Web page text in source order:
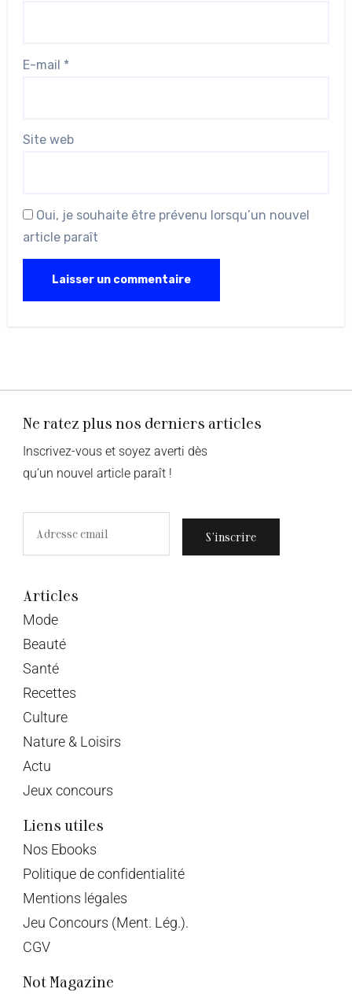
E-mail *
Site web
Oui, je souhaite être prévenu lorsqu’un nouvel
article paraît
Ne ratez plus nos derniers articles
Inscrivez-vous et soyez averti dès
qu’un nouvel article paraît !
S’inscrire
Articles
Mode
Beauté
Santé
Recettes
Culture
Nature & Loisirs
Actu
Jeux concours
Liens utiles
Nos Ebooks
Politique de confidentialité
Mentions légales
Jeu Concours (Ment. Lég.).
CGV
Not Magazine